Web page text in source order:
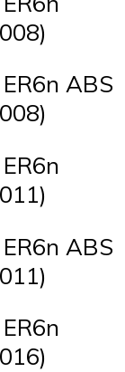
ER6n ABS
ER6n ABS